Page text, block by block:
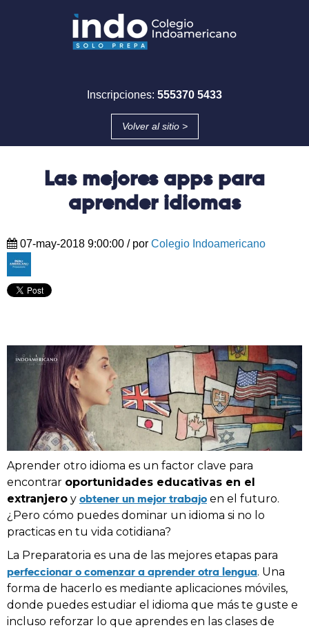
Inscripciones: 555370 5433
Volver al sitio >
Las mejores apps para
aprender idiomas
07-may-2018 9:00:00 / por Colegio Indoamericano
Aprender otro idioma es un factor clave para
encontrar oportunidades educativas en el
extranjero y obtener un mejor trabajo en el futuro.
¿Pero cómo puedes dominar un idioma si no lo
practicas en tu vida cotidiana?
La Preparatoria es una de las mejores etapas para
perfeccionar o comenzar a aprender otra lengua. Una
forma de hacerlo es mediante aplicaciones móviles,
donde puedes estudiar el idioma que más te guste e
incluso reforzar lo que aprendes en las clases de